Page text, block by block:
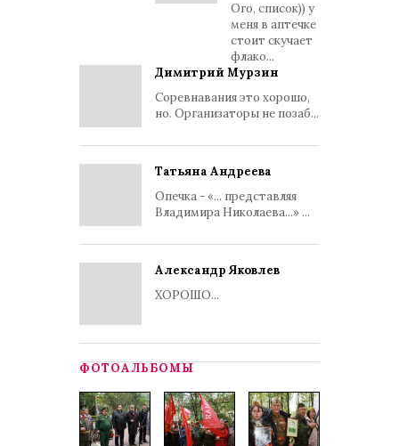
Ого, список)) у
меня в аптечке
стоит скучает
флако...
Димитрий Мурзин
Соревнавания это хорошо,
но. Организаторы не позаб...
Татьяна Андреева
Опечка - «... представляя
Владимира Николаева...» ...
Александр Яковлев
ХОРОШО...
ФОТОАЛЬБОМЫ